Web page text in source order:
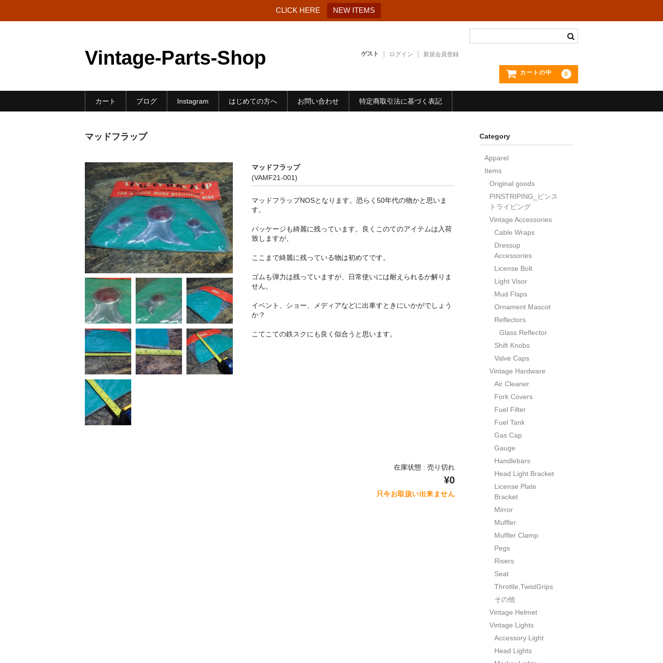
CLICK HERE NEW ITEMS
Vintage-Parts-Shop ゲスト ログイン 新規会員登録
カートの中 0
カート ブログ Instagram はじめての方へ お問い合わせ 特定商取引法に基づく表記
マッドフラップ
マッドフラップ
(VAMF21-001)
マッドフラップNOSとなります。恐らく50年代の物かと思いま
す。
パッケージも綺麗に残っています。良くこのてのアイテムは入荷
致しますが、
ここまで綺麗に残っている物は初めてです。
ゴムも弾力は残っていますが、日常使いには耐えられるか解りま
せん。
イベント、ショー、メディアなどに出車すときにいかがでしょう
か？
こてこての鉄スクにも良く似合うと思います。
在庫状態 : 売り切れ
¥0
只今お取扱い出来ません
Category
Apparel
Items
Original goods
PINSTRIPING_ピンス
トライピング
Vintage Accessories
Cable Wraps
Dressup
Accessories
License Bolt
Light Visor
Mud Flaps
Ornament Mascot
Reflectors
Glass Reflector
Shift Knobs
Valve Caps
Vintage Hardware
Air Cleaner
Fork Covers
Fuel Filter
Fuel Tank
Gas Cap
Gauge
Handlebars
Head Light Bracket
License Plate
Bracket
Mirror
Muffler
Muffler Clamp
Pegs
Risers
Seat
Throttle,TwistGrips
その他
Vintage Helmet
Vintage Lights
Accessory Light
Head Lights